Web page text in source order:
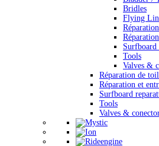
Bridles
Flying
Surfboard
Tools
Valves &
Réparation de
Réparation et
Surfboard
Tools
Valves &